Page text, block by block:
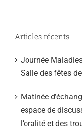
Articles récents
Journée
Salle des fêtes
Matinée
espace de
l’oralité et des